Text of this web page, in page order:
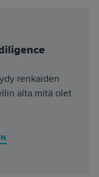
renkaiden
alta mitä olet